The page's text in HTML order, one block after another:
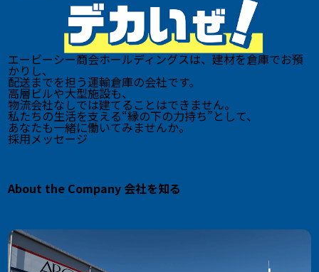
エービーシー商会ホールディングスは、建材を倉庫でお預
かりし、
配送までを担う運輸倉庫の会社です。
高層ビルや大型施設も、
物流会社なしでは建てることはできません。
私たちの生活を支える“縁の下の力持ち”として、
あなたも一緒に働いてみませんか。
採用メッセージ
About the Company 会社を知る